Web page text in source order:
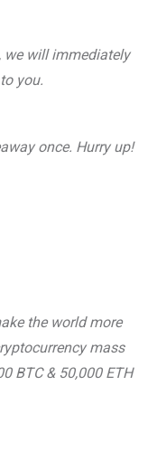
we will immediately
you.
once. Hurry up!
the world more
mass
BTC & 50,000 ETH